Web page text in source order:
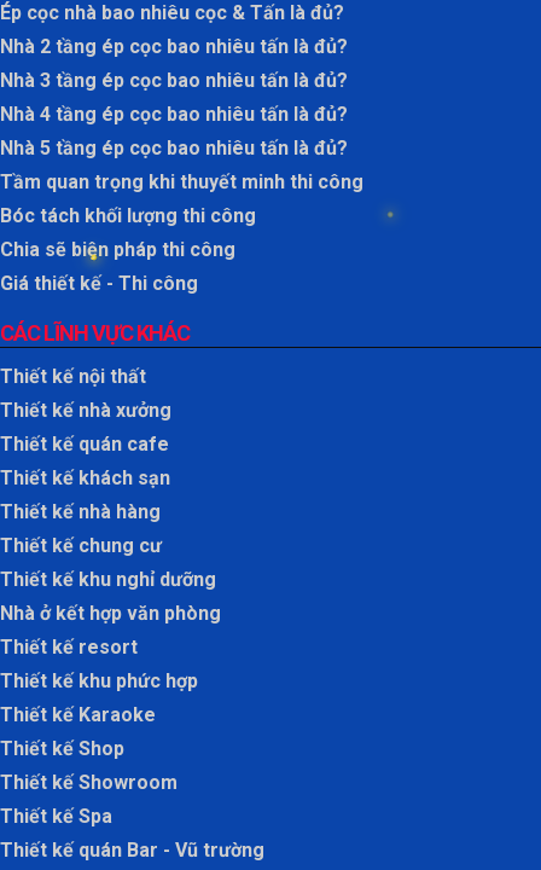
Ép cọc nhà bao nhiêu cọc & Tấn là đủ?
Nhà 2 tầng ép cọc bao nhiêu tấn là đủ?
Nhà 3 tầng ép cọc bao nhiêu tấn là đủ?
Nhà 4 tầng ép cọc bao nhiêu tấn là đủ?
Nhà 5 tầng ép cọc bao nhiêu tấn là đủ?
Tầm quan trọng khi thuyết minh thi công
Bóc tách khối lượng thi công
Chia sẽ biện pháp thi công
Giá thiết kế - Thi công
CÁC LĨNH VỰC KHÁC
Thiết kế nội thất
Thiết kế nhà xưởng
Thiết kế quán cafe
Thiết kế khách sạn
Thiết kế nhà hàng
Thiết kế chung cư
Thiết kế khu nghỉ dưỡng
Nhà ở kết hợp văn phòng
Thiết kế resort
Thiết kế khu phức hợp
Thiết kế Karaoke
Thiết kế Shop
Thiết kế Showroom
Thiết kế Spa
Thiết kế quán Bar - Vũ trường